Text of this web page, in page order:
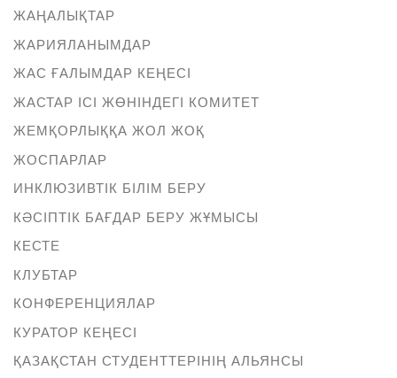
ЖАҢАЛЫҚТАР
ЖАРИЯЛАНЫМДАР
ЖАС ҒАЛЫМДАР КЕҢЕСІ
ЖАСТАР ІСІ ЖӨНІНДЕГІ КОМИТЕТ
ЖЕМҚОРЛЫҚҚА ЖОЛ ЖОҚ
ЖОСПАРЛАР
ИНКЛЮЗИВТІК БІЛІМ БЕРУ
КӘСІПТІК БАҒДАР БЕРУ ЖҰМЫСЫ
КЕСТЕ
КЛУБТАР
КОНФЕРЕНЦИЯЛАР
КУРАТОР КЕҢЕСІ
ҚАЗАҚСТАН СТУДЕНТТЕРІНІҢ АЛЬЯНСЫ